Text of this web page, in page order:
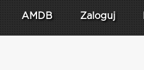
AMDB Zaloguj